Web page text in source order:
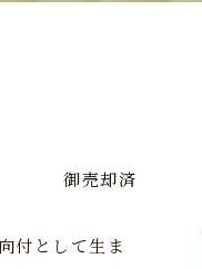
御売却済
付として生ま